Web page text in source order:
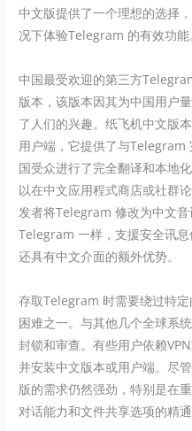
中文版提供了一个理想的选择
况下体验Telegram 的有效功能
中国最受欢迎的第三方
版本，该版本因其为中国用户
了人们的兴趣。纸飞机中文版
用户端，它提供了与Telegram
国受众进行了完全翻译和本地
以在中文应用程式商店或社群
发者将Telegram 修改为中文
Telegram 一样，支援安全讯
还具有中文介面的额外优势。
存取Telegram 时需要绕过特
困难之一。与其他几个全球系
封锁和审查。有些用户依赖
并安装中文版本或用户端。尽
版的需求仍然强劲，特别是在
对话能力和文件共享选项的精通